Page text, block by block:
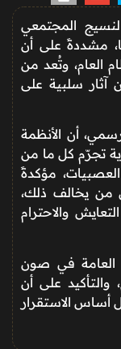
المجتمعي
مشددةً على أن
العام، وتُعد من
آثار سلبية على
أن الأنظمة
تجرّم كل ما من
العصبيات، مؤكدةً
من يخالف ذلك،
والاحترام
العامة في صون
والتأكيد على أن
أساس الاستقرار